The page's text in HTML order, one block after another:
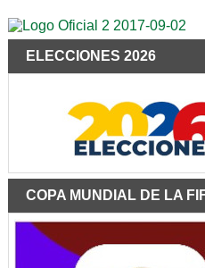
ELECCIONES 2026
COPA MUNDIAL DE LA